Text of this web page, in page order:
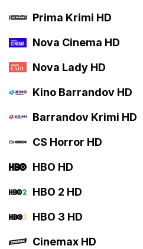
Prima Krimi HD
Nova Cinema HD
Nova Lady HD
Kino Barrandov HD
Barrandov Krimi HD
CS Horror HD
HBO HD
HBO 2 HD
HBO 3 HD
Cinemax HD